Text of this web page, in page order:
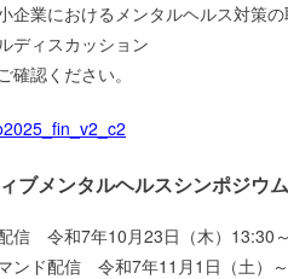
けるメンタルヘルス対策の
カッション
認ください。
メンタルヘルスシンポジウ
令和7年10月23日（木）13:30
信 令和7年11月1日（土）～